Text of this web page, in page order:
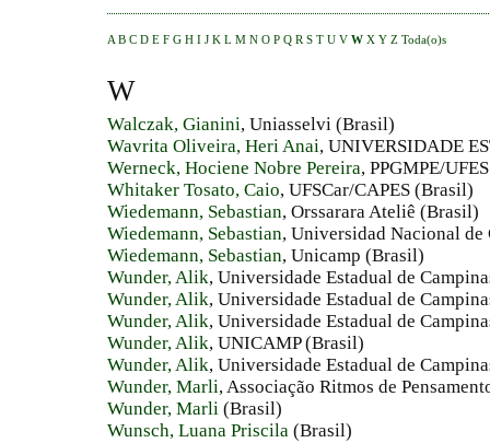
A B C D E F G H I J K L M N O P Q R S T U V W X Y Z Toda(o)s
W
Walczak, Gianini, Uniasselvi (Brasil)
Wavrita Oliveira, Heri Anai, UNIVERSIDADE
Werneck, Hociene Nobre Pereira, PPGMPE/
Whitaker Tosato, Caio, UFSCar/CAPES (Brasil)
Wiedemann, Sebastian, Orssarara Ateliê (Brasil)
Wiedemann, Sebastian, Universidad Nacional
Wiedemann, Sebastian, Unicamp (Brasil)
Wunder, Alik, Universidade Estadual de
Wunder, Alik, Universidade Estadual de
Wunder, Alik, Universidade Estadual de
Wunder, Alik, UNICAMP (Brasil)
Wunder, Alik, Universidade Estadual de
Wunder, Marli, Associação Ritmos de
Wunder, Marli (Brasil)
Wunsch, Luana Priscila (Brasil)